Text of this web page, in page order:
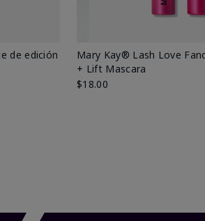
de edición
Mary Kay® Lash Love
+ Lift Mascara
$18.00